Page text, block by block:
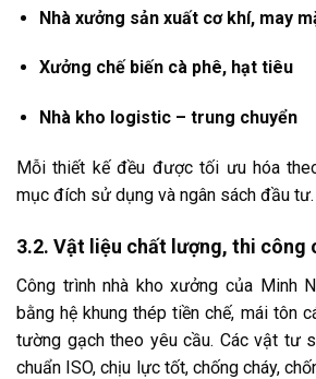
Nhà xưởng sản xuất cơ khí, may
Xưởng chế biến cà phê, hạt tiêu
Nhà kho logistic – trung chuyển
Mỗi thiết kế đều được tối ưu hóa
mục đích sử dụng và ngân sách đầu tư.
3.2. Vật liệu chất lượng, thi công
Công trình nhà kho xưởng của Minh
bằng hệ khung thép tiền chế, mái tôn
tường gạch theo yêu cầu. Các vật tư
chuẩn ISO, chịu lực tốt, chống cháy,